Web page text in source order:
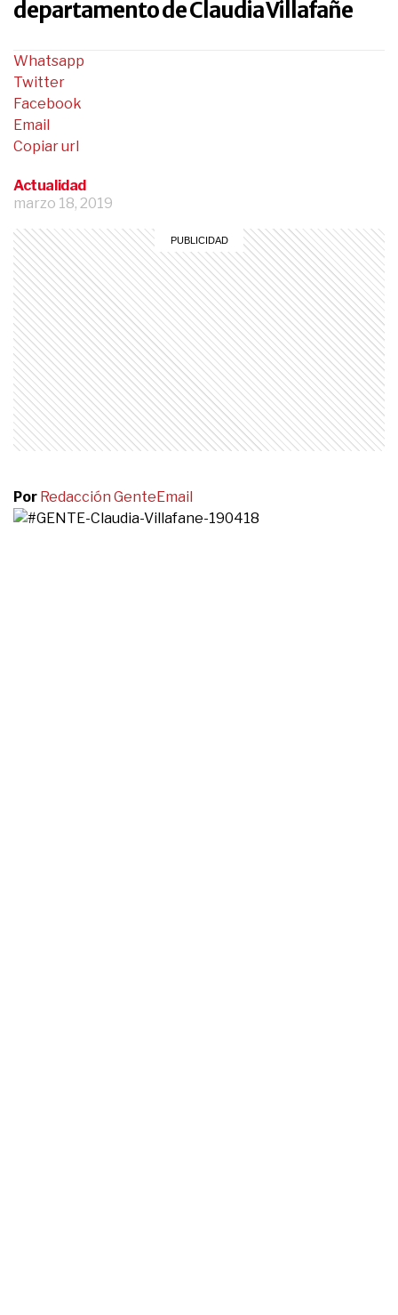
departamento de Claudia Villafañe
Actualidad
marzo 18, 2019
Whatsapp
Twitter
Facebook
Email
Copiar url
Por Redacción GenteEmail